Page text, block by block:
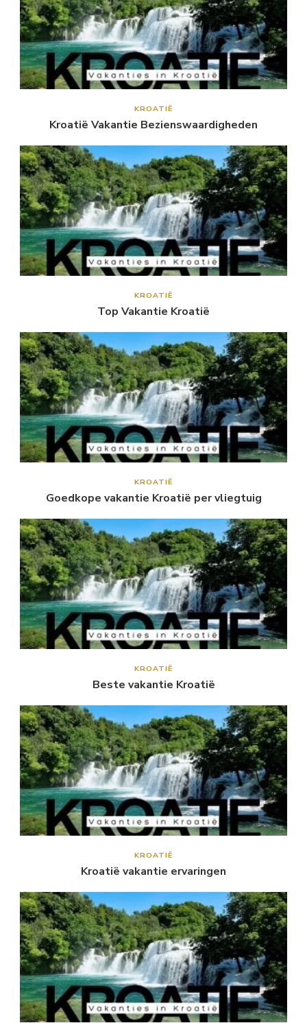
KROATIË
Kroatië Vakantie Bezienswaardigheden
KROATIË
Top Vakantie Kroatië
KROATIË
Goedkope vakantie Kroatië per vliegtuig
KROATIË
Beste vakantie Kroatië
KROATIË
Kroatië vakantie ervaringen